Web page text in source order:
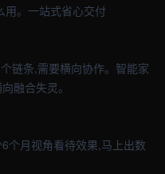
用。一站式省心交付
链条,需要横向协作。智能家
融合失灵。
个月视角看待效果,马上出数